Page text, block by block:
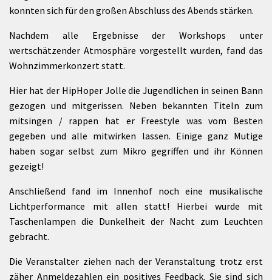
konnten sich für den großen Abschluss des Abends stärken.
Nachdem alle Ergebnisse der Workshops unter
wertschätzender Atmosphäre vorgestellt wurden, fand das
Wohnzimmerkonzert statt.
Hier hat der HipHoper Jolle die Jugendlichen in seinen Bann
gezogen und mitgerissen. Neben bekannten Titeln zum
mitsingen / rappen hat er Freestyle was vom Besten
gegeben und alle mitwirken lassen. Einige ganz Mutige
haben sogar selbst zum Mikro gegriffen und ihr Können
gezeigt!
Anschließend fand im Innenhof noch eine musikalische
Lichtperformance mit allen statt! Hierbei wurde mit
Taschenlampen die Dunkelheit der Nacht zum Leuchten
gebracht.
Die Veranstalter ziehen nach der Veranstaltung trotz erst
zäher Anmeldezahlen ein positives Feedback. Sie sind sich